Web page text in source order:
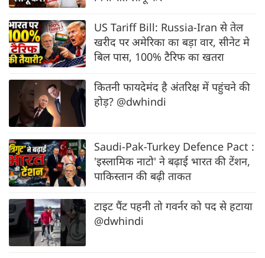
US Tariff Bill: Russia-Iran से तेल
खरीद पर अमेरिका का बड़ा वार, सीनेट मे
बिल पास, 100% टैरिफ का खतरा
कितनी फायदेमंद है अंतरिक्ष में पहुंचने की
होड़? @dwhindi
Saudi-Pak-Turkey Defence Pact :
'इस्लामिक नाटो' ने बढ़ाई भारत की टेंशन,
पाकिस्तान की बढ़ी ताकत
टाइट पैंट पहनी तो गवर्नर को पद से हटाया
@dwhindi